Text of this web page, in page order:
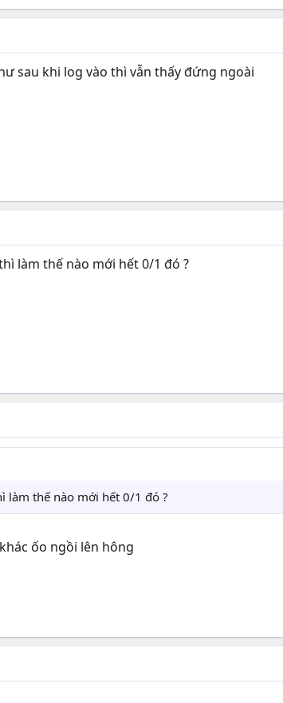
sau khi log vào thì vẫn thấy đứng ngoài
làm thế nào mới hết 0/1 đó ?
làm thế nào mới hết 0/1 đó ?
ốo ngồi lên hông